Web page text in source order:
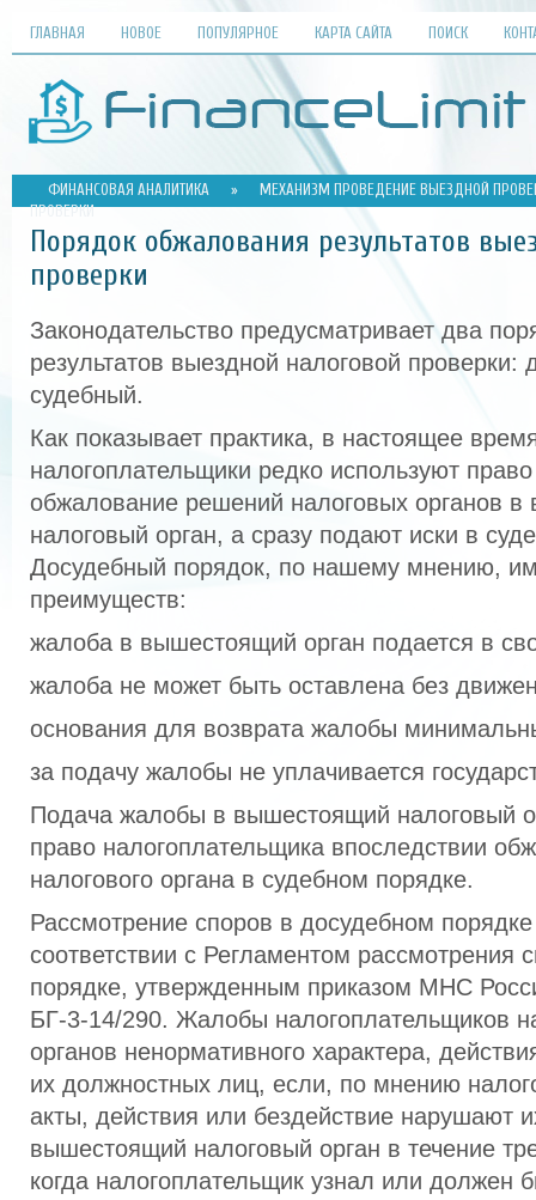
ГЛАВНАЯ НОВОЕ ПОПУЛЯРНОЕ КАРТА САЙТА ПОИСК
ФИНАНСОВАЯ АНАЛИТИКА »
МЕХАНИЗМ ПРОВЕДЕНИЕ ВЫЕЗДНОЙ
ПРОВЕРКИ
Порядок обжалования результатов
проверки
Законодательство предусматривает два
результатов выездной налоговой проверки:
судебный.
Как показывает практика, в настоящее
налогоплательщики редко используют
обжалование решений налоговых органов
налоговый орган, а сразу подают иски в
Досудебный порядок, по нашему мнению,
преимуществ:
жалоба в вышестоящий орган подается в
жалоба не может быть оставлена без
основания для возврата жалобы
за подачу жалобы не уплачивается
Подача жалобы в вышестоящий налоговый
право налогоплательщика впоследствии
налогового органа в судебном порядке.
Рассмотрение споров в досудебном
соответствии с Регламентом рассмотрения
порядке, утвержденным приказом МНС
БГ-3-14/290. Жалобы налогоплательщиков
органов ненормативного характера,
их должностных лиц, если, по мнению
акты, действия или бездействие нарушают
вышестоящий налоговый орган в течение
когда налогоплательщик узнал или должен